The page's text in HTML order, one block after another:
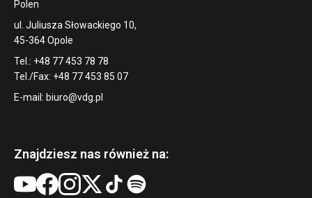
Polen
ul. Juliusza Słowackiego 10,
45-364 Opole
Tel.: +48 77 453 78 78
Tel./Fax: +48 77 453 85 07
E-mail: biuro@vdg.pl
Znajdziesz nas również na: